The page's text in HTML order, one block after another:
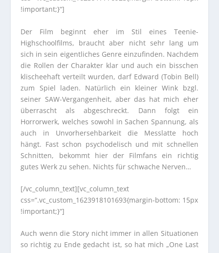
!important;}“]
Der Film beginnt eher im Stil eines Teenie-
Highschoolfilms, braucht aber nicht sehr lang um
sich in sein eigentliches Genre einzufinden. Nachdem
die Rollen der Charakter klar und auch ein bisschen
klischeehaft verteilt wurden, darf Edward (Tobin Bell)
zum Spiel laden. Natürlich ein kleiner Wink bzgl.
seiner SAW-Vergangenheit, aber das hat mich eher
überrascht als abgeschreckt. Dann folgt ein
Horrorwerk, welches sowohl in Sachen Spannung, als
auch in Unvorhersehbarkeit die Messlatte hoch
hängt. Fast schon psychodelisch und mit schnellen
Schnitten, bekommt hier der Filmfans ein richtig
gutes Werk zu sehen. Nichts für schwache Nerven…
[/vc_column_text][vc_column_text
css=“.vc_custom_1623918101693{margin-bottom: 15px
!important;}“]
Auch wenn die Story nicht immer in allen Situationen
so richtig zu Ende gedacht ist, so hat mich „One Last